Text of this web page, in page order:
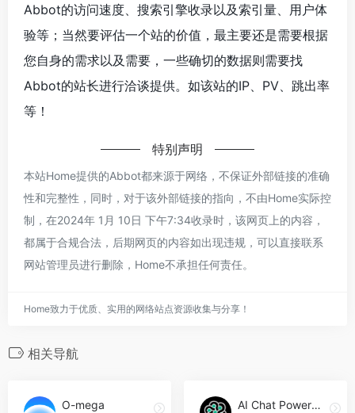
Abbot的访问速度、搜索引擎收录以及索引量、用户体
验等；当然要评估一个站的价值，最主要还是需要根据
您自身的需求以及需要，一些确切的数据则需要找
Abbot的站长进行洽谈提供。如该站的IP、PV、跳出率
等！
特别声明
本站Home提供的Abbot都来源于网络，不保证外部链接的准确
性和完整性，同时，对于该外部链接的指向，不由Home实际控
制，在2024年 1月 10日 下午7:34收录时，该网页上的内容，
都属于合规合法，后期网页的内容如出现违规，可以直接联系
网站管理员进行删除，Home不承担任何责任。
Home致力于优质、实用的网络站点资源收集与分享！
相关导航
O-mega AI Chat PowerBrain